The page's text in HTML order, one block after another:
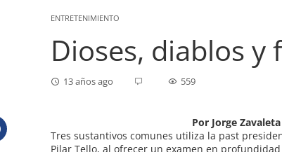
ENTRETENIMIENTO
Dioses, diablos y
13 años ago 559
Por Jorge
Tres sustantivos comunes utiliza la past
Pilar Tello, al ofrecer un examen en